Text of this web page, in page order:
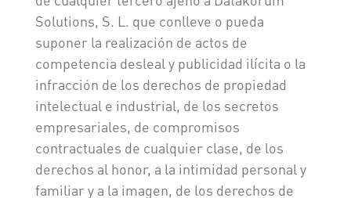
Solutions, S. L. que conlleve o pueda
suponer la realización de actos de
competencia desleal y publicidad ilícita o la
infracción de los derechos de propiedad
intelectual e industrial, de los secretos
empresariales, de compromisos
contractuales de cualquier clase, de los
derechos al honor, a la intimidad personal y
familiar y a la imagen, de los derechos de